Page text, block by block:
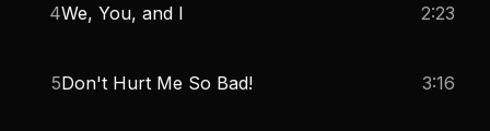
4We, You, and I 2:23
5Don't Hurt Me So Bad! 3:16